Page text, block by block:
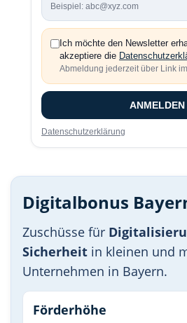
Beispiel: abc@xyz.com
Ich möchte den Newsletter
akzeptiere die
Abmeldung jederzeit über Link
ANMELDEN
Datenschutzerklärung
Digitalbonus
Zuschüsse für
Sicherheit in kleinen und
Unternehmen in Bayern.
Förderhöhe